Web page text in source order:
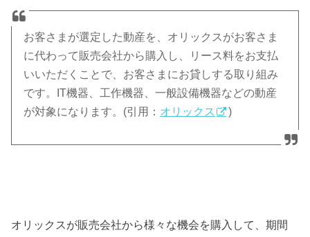
お客さまが選定した動産を、オリックスがお客さま
に代わって販売会社から購入し、リース料をお支払
いいただくことで、お客さまにお貸しする取り組み
です。IT機器、工作機器、一般設備機器などの動産
が対象になります。(引用： オリックス )
オリックスが販売会社から様々な機会を購入して、期間